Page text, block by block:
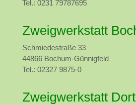
Tel.: 0231 79787695
Zweigwerkstatt
Schmiedestraße 33
44866 Bochum-Günnigfeld
Tel.: 02327 9875-0
Zweigwerkstatt